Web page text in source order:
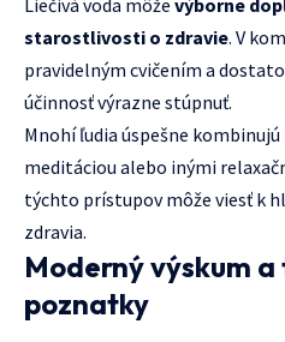
starostlivosti o zdravie. V
pravidelným cvičením a
účinnosť výrazne stúpnuť.
Mnohí ľudia úspešne
meditáciou alebo inými
týchto prístupov môže viesť k
zdravia.
Moderný výskum
poznatky